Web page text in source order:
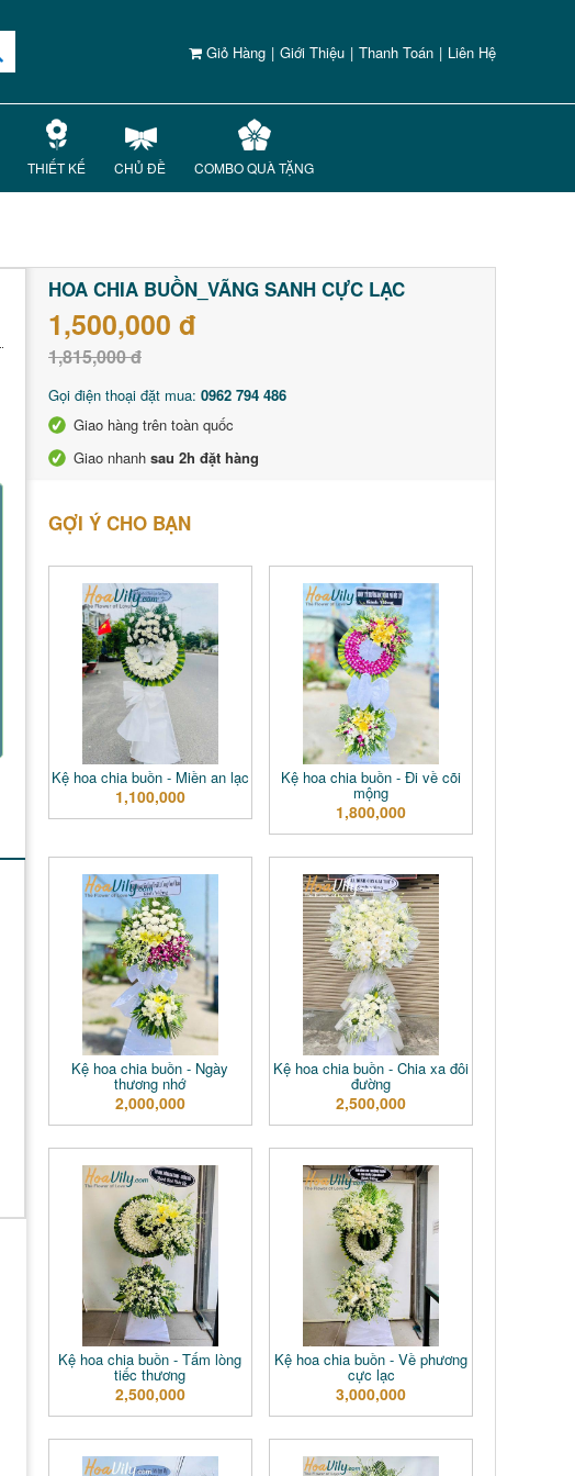
Giỏ Hàng | Giới Thiệu | Thanh Toán | Liên Hệ
THIẾT KẾ CHỦ ĐỀ COMBO QUÀ TẶNG
HOA CHIA BUỒN_VÃNG SANH CỰC LẠC
1,500,000 đ
1,815,000 đ
Gọi điện thoại đặt mua: 0962 794 486
Giao hàng trên toàn quốc
Giao nhanh sau 2h đặt hàng
GỢI Ý CHO BẠN
Kệ hoa chia buồn - Miền an lạc
1,100,000
Kệ hoa chia buồn - Đi về cõi
mộng
1,800,000
Kệ hoa chia buồn - Ngày
thương nhớ
2,000,000
Kệ hoa chia buồn - Chia xa đôi
đường
2,500,000
Kệ hoa chia buồn - Tấm lòng
tiếc thương
2,500,000
Kệ hoa chia buồn - Về phương
cực lạc
3,000,000